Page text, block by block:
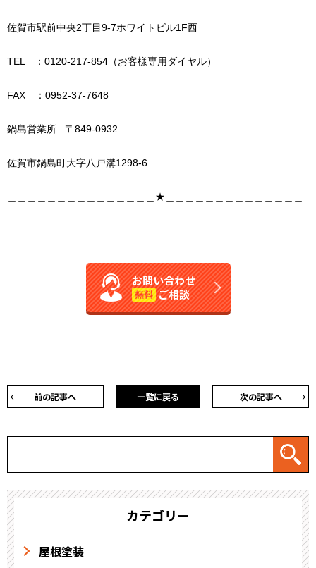
佐賀市駅前中央2丁目9-7ホワイトビル1F西
TEL ：0120-217-854（お客様専用ダイヤル）
FAX ：0952-37-7648
鍋島営業所 : 〒849-0932
佐賀市鍋島町大字八戸溝1298-6
＿＿＿＿＿＿＿＿＿＿＿＿＿＿＿★＿＿＿＿＿＿＿＿＿＿＿＿＿＿
お問い合わせ
無料 ご相談
前の記事へ 次の記事へ
一覧に戻る
カテゴリー
屋根塗装